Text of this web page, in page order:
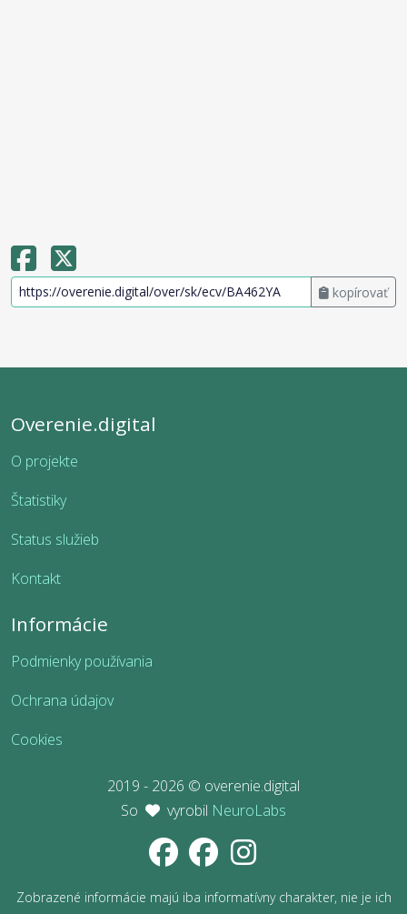
kopírovať
Overenie.digital
O projekte
Štatistiky
Status služieb
Kontakt
Informácie
Podmienky používania
Ochrana údajov
Cookies
2019 - 2026 © overenie.digital
So
vyrobil NeuroLabs
Zobrazené informácie majú iba informatívny charakter, nie je ich